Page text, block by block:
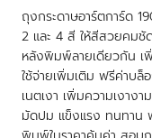
ถุงกระดาษอาร์ตการ์ด
2 และ 4 สี ให้สีสวยคม
หลังพิมพ์ลายเดียวกัน เ
ใช้จ่ายเพิ่มเติม ฟรีค่าบล็
เนตเงา เพิ่มความเงาง
มัดปม แข็งแรง ทนทาน